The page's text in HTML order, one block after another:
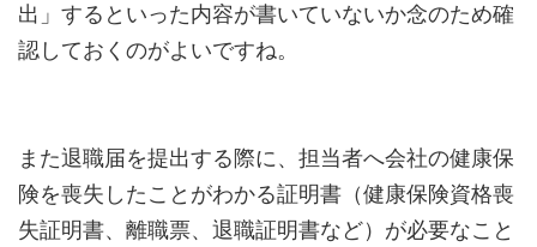
出」するといった内容が書いていないか念のため確
認しておくのがよいですね。
また退職届を提出する際に、担当者へ会社の健康保
険を喪失したことがわかる証明書（健康保険資格喪
失証明書、離職票、退職証明書など）が必要なこと